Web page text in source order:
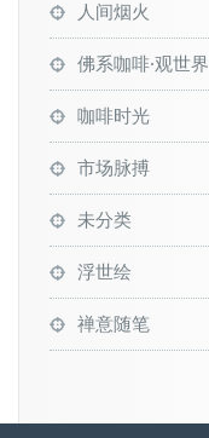
人间烟火
佛系咖啡·观世界
咖啡时光
市场脉搏
未分类
浮世绘
禅意随笔